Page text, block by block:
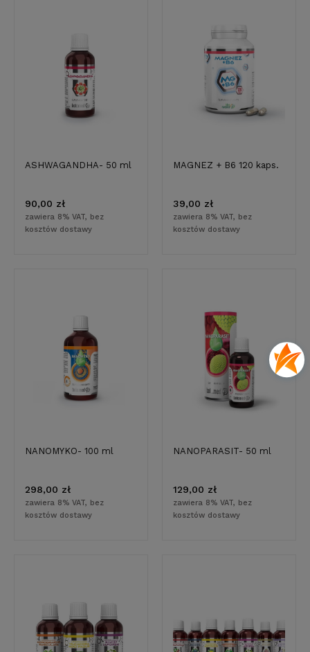
ASHWAGANDHA- 50 ml
90,00 zł
zawiera 8% VAT, bez
kosztów dostawy
MAGNEZ + B6 120 kaps.
39,00 zł
zawiera 8% VAT, bez
kosztów dostawy
NANOMYKO- 100 ml
298,00 zł
zawiera 8% VAT, bez
kosztów dostawy
NANOPARASIT- 50 ml
129,00 zł
zawiera 8% VAT, bez
kosztów dostawy